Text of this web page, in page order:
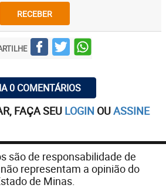
RECEBER
0 COMENTÁRIOS
FAÇA SEU LOGIN OUASSINE
são de responsabilidade de
representam a opinião do
de Minas.